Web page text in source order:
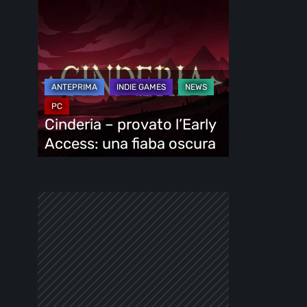
l’Early
Access:
una
fiaba
oscura
Cinderia – provato l’Early
Access: una fiaba oscura